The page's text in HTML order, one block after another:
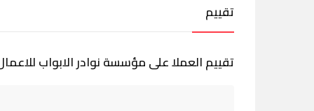
تقييم
تقييم العملا على مؤسسة نوادر الابواب